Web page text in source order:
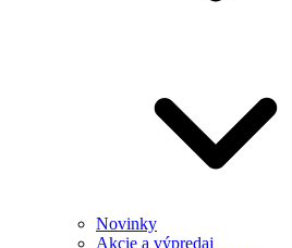
Novinky
Akcie a výpredaj